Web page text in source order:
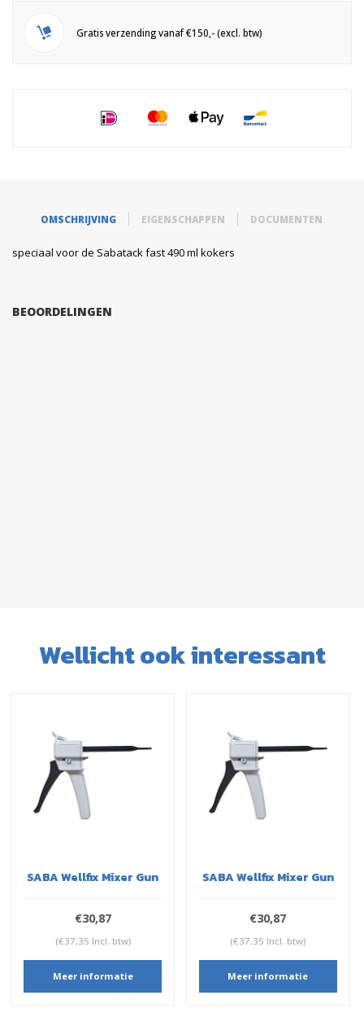
Gratis verzending vanaf €150,- (excl. btw)
OMSCHRIJVING EIGENSCHAPPEN DOCUMENTEN
speciaal voor de Sabatack fast 490 ml kokers
BEOORDELINGEN
Wellicht ook interessant
SABA Wellfix Mixer Gun
€30,87
(€37,35 Incl. btw)
Meer informatie
SABA Wellfix Mixer Gun
€30,87
(€37,35 Incl. btw)
Meer informatie